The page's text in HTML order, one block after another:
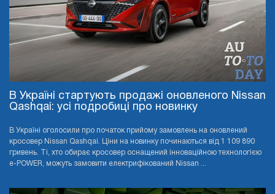
В Україні стартують продажі оновленого Nissan
Qashqai: усі подробиці про новинку
В Україні оголосили про початок прийому замовлень на оновлений
кросовер Nissan Qashqai. Ціни на новинку починаються від 1 109 890
гривень. Ті, хто обирає кросовер оснащений інноваційною технологією
e-POWER, можуть замовити електрифікований Nissan ...